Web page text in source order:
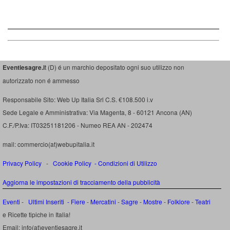
Eventiesagre.it (D) é un marchio depositato ogni suo utilizzo non
autorizzato non é ammesso
Responsabile Sito: Web Up Italia Srl C.S. €108.500 i.v
Sede Legale e Amministrativa: Via Magenta, 8 - 60121 Ancona (AN)
C.F./P.Iva: IT03251181206 - Numeo REA AN - 202474
mail: commercio(at)webupitalia.it
Privacy Policy - Cookie Policy -Condizioni di Utilizzo
Aggiorna le impostazioni di tracciamento della pubblicità
Eventi - Ultimi Inseriti - Fiere - Mercatini -Sagre - Mostre - Folklore -Teatri
e Ricette tipiche in Italia!
Email: info(at)eventiesagre.it